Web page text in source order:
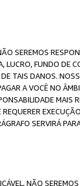
SEREMOS
LUCRO, FUNDO
TAIS DANOS.
A VOCÊ NO
SERVIRÁ
NÃO